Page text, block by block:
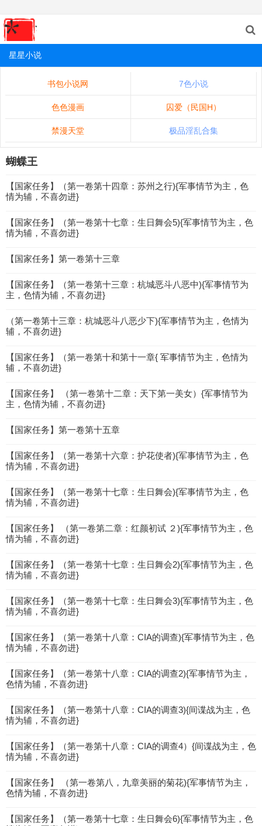
星星小说
书包小说网 7色小说
色色漫画 囚爱（民国H）
禁漫天堂 极品淫乱合集
蝴蝶王
【国家任务】（第一卷第十四章：苏州之行){军事情节为主，色
情为辅，不喜勿进}
【国家任务】（第一卷第十七章：生日舞会5){军事情节为主，色
情为辅，不喜勿进}
【国家任务】第一卷第十三章
【国家任务】（第一卷第十三章：杭城恶斗八恶中){军事情节为
主，色情为辅，不喜勿进}
（第一卷第十三章：杭城恶斗八恶少下){军事情节为主，色情为
辅，不喜勿进}
【国家任务】（第一卷第十和第十一章{ 军事情节为主，色情为
辅，不喜勿进}
【国家任务】 （第一卷第十二章：天下第一美女）{军事情节为
主，色情为辅，不喜勿进}
【国家任务】第一卷第十五章
【国家任务】（第一卷第十六章：护花使者){军事情节为主，色
情为辅，不喜勿进}
【国家任务】（第一卷第十七章：生日舞会){军事情节为主，色
情为辅，不喜勿进}
【国家任务】 （第一卷第二章：红颜初试 ２){军事情节为主，色
情为辅，不喜勿进}
【国家任务】（第一卷第十七章：生日舞会2){军事情节为主，色
情为辅，不喜勿进}
【国家任务】（第一卷第十七章：生日舞会3){军事情节为主，色
情为辅，不喜勿进}
【国家任务】（第一卷第十八章：CIA的调查){军事情节为主，色
情为辅，不喜勿进}
【国家任务】（第一卷第十八章：CIA的调查2){军事情节为主，
色情为辅，不喜勿进}
【国家任务】（第一卷第十八章：CIA的调查3){间谍战为主，色
情为辅，不喜勿进}
【国家任务】（第一卷第十八章：CIA的调查4）{间谍战为主，色
情为辅，不喜勿进}
【国家任务】 （第一卷第八，九章美丽的菊花){军事情节为主，
色情为辅，不喜勿进}
【国家任务】（第一卷第十七章：生日舞会6){军事情节为主，色